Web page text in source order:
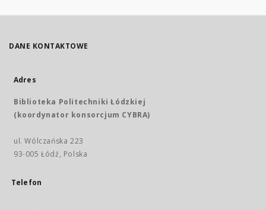
DANE KONTAKTOWE
Adres
Biblioteka Politechniki Łódzkiej
(koordynator konsorcjum CYBRA)
ul. Wólczańska 223
93-005 Łódź, Polska
Telefon